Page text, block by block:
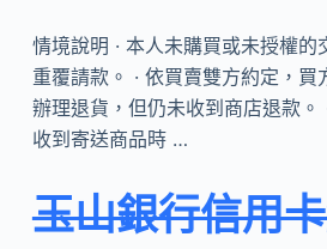
情境說明 · 本人未購買或未授權的
重覆請款。 · 依買賣雙方約定，
辦理退貨，但仍未收到商店退款。
收到寄送商品時 …
玉山銀行信用